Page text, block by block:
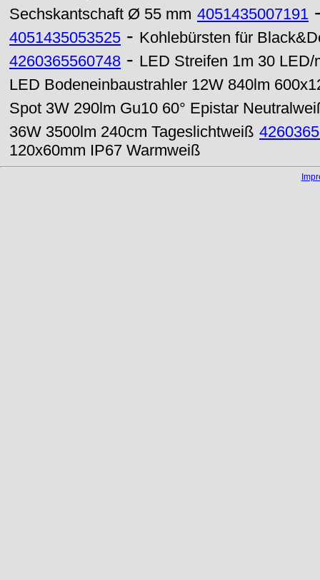
Sechskantschaft Ø 55 mm 4051435007191
4051435053525 - Kohlebürsten für
4260365560748 - LED Streifen 1m 30
LED Bodeneinbaustrahler 12W 840lm
Spot 3W 290lm Gu10 60° Epistar
36W 3500lm 240cm Tageslichtweiß
120x60mm IP67 Warmweiß